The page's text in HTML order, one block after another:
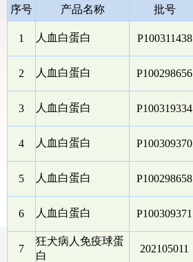
序号
产品名称 批号
1 人血白蛋白 P100311438
2 人血白蛋白 P100298656
3 人血白蛋白 P100319334
4 人血白蛋白 P100309370
5 人血白蛋白 P100298658
6 人血白蛋白 P100309371
7
狂犬病人免疫球蛋
白
202105011